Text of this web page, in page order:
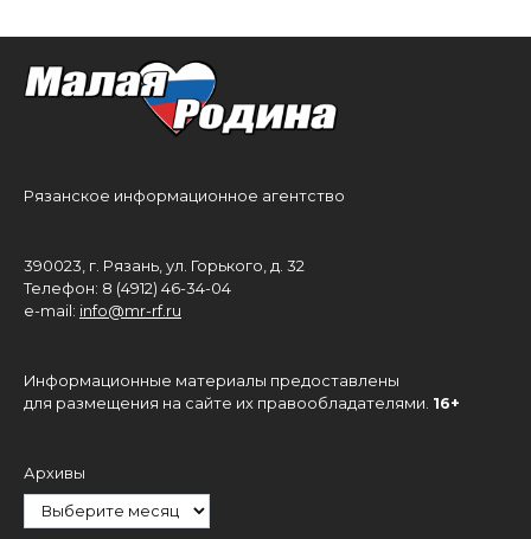
Рязанское информационное агентство
390023, г. Рязань, ул. Горького, д. 32
Телефон: 8 (4912) 46-34-04
e-mail: info@mr-rf.ru
Информационные материалы предоставлены
для размещения на сайте их правообладателями. 16+
Архивы